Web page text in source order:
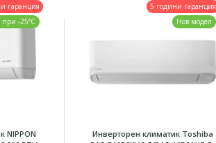
гаранция
-25°C
NIPPON
5 години гаранция
Нов модел
Инверторен климатик Toshiba